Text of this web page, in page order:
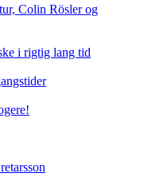
Colin Rösler og
i rigtig lang tid